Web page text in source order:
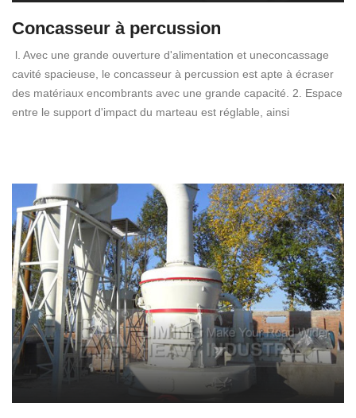
Concasseur à percussion
l. Avec une grande ouverture d'alimentation et uneconcassage
cavité spacieuse, le concasseur à percussion est apte à écraser
des matériaux encombrants avec une grande capacité. 2. Espace
entre le support d'impact du marteau est réglable, ainsi